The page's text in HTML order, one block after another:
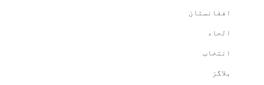
افغانستان
الحاد
انتخاب
بلاگز